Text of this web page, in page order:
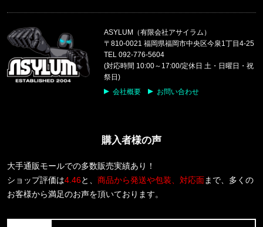
ASYLUM（有限会社アサイラム）
〒810-0021 福岡県福岡市中央区今泉1丁目4-25
TEL 092-776-5604
(対応時間 10:00～17:00/定休日 土・日曜日・祝
祭日)
会社概要
お問い合わせ
'47 MVP メッシュキャップ ヤンキ
福岡県のお客様ご注文ありがとうございます。
COLUMBIA/コロンビア
パナシーア 25L バックパック PU866515
福岡県のお客様ご注文ありがとうございます。
福岡県のお客様ご注文ありがとうございます。
M BOX NSE ENERGY REGULAR
福岡県のお客様ご注文ありがとうございます。
Carhartt WIP/カーハートダブルアイピー
購入者様の声
大手通販モールでの多数販売実績あり！
ショップ評価は4.46と、 商品から発送や包装、対応面まで、多くの
お客様から満足のお声を頂いております。